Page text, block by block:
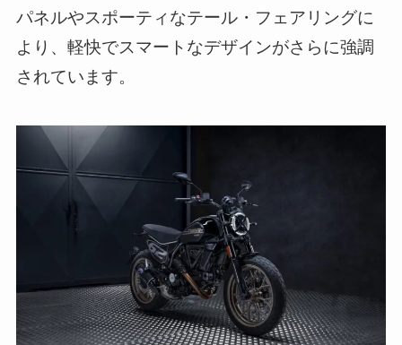
パネルやスポーティなテール・フェアリングに
より、軽快でスマートなデザインがさらに強調
されています。